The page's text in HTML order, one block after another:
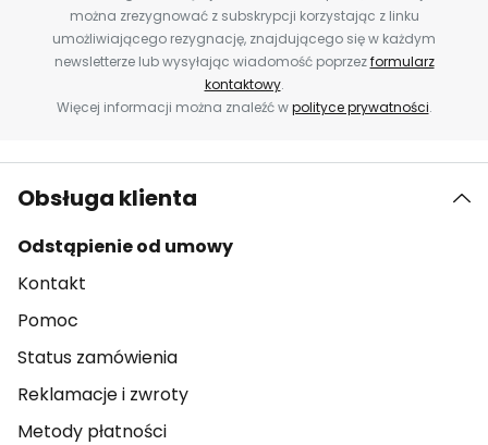
można zrezygnować z subskrypcji korzystając z linku
umożliwiającego rezygnację, znajdującego się w każdym
newsletterze lub wysyłając wiadomość poprzezformularz
kontaktowy.
Więcej informacji można znaleźć wpolityce prywatności.
Obsługa klienta
Odstąpienie od umowy
Kontakt
Pomoc
Status zamówienia
Reklamacje i zwroty
Metody płatności